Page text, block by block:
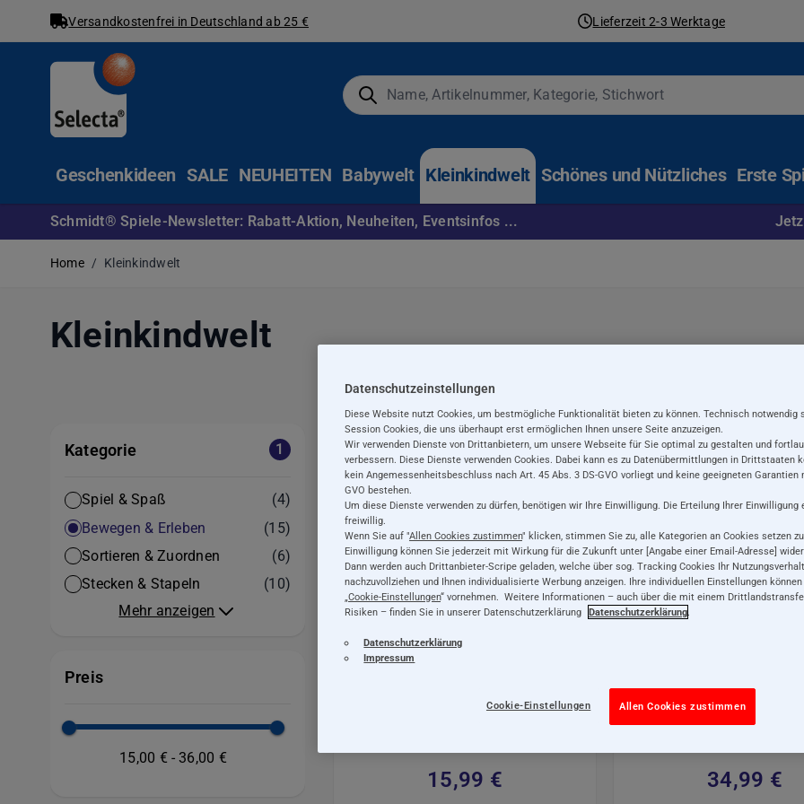
Versandkostenfrei in Deutschland ab 25 € Lieferzeit 2-3 Werktage
Direkt zum Inhalt
Geschenkideen SALE NEUHEITEN Babywelt Kleinkindwelt Schönes und Nützliches Erste
Suche
Schmidt® Spiele-Newsletter: Rabatt-Aktion, Neuheiten, Eventsinfos ...
Home / Kleinkindwelt
Kleinkindwelt
Kategorie 1
Spiel & Spaß (4)
Bewegen & Erleben
(15)
Sortieren & Zuordnen
(6)
Stecken & Stapeln
(10)
Mehr anzeigen
Preis
15,00 € - 36,00 €
Pepino, Nachzieh-Esel,
Nachziehspielzeug mit
Glöckchen aus Holz, 13 cm
15,99 €
Holzspielzeug
Tulips Garten:
und
Holz, 21 cm
34,99 €
Datenschutzeinstellungen
Diese Website nutzt Cookies, um bestmögliche Funktionalität bieten zu können. Technisch notwendig
Session Cookies, die uns überhaupt erst ermöglichen Ihnen unsere Seite anzuzeigen.
Wir verwenden Dienste von Drittanbietern, um unsere Webseite für Sie optimal zu gestalten und
verbessern. Diese Dienste verwenden Cookies. Dabei kann es zu Datenübermittlungen in Drittstaaten
kein Angemessenheitsbeschluss nach Art. 45 Abs. 3 DS-GVO vorliegt und keine geeigneten Garantien
GVO bestehen.
Um diese Dienste verwenden zu dürfen, benötigen wir Ihre Einwilligung. Die Erteilung Ihrer Einwilligung
freiwillig.
Wenn Sie auf "Allen Cookies zustimmen" klicken, stimmen Sie zu, alle Kategorien an Cookies setzen
Einwilligung können Sie jederzeit mit Wirkung für die Zukunft unter [Angabe einer Email-Adresse]
Dann werden auch Drittanbieter-Scripe geladen, welche über sog. Tracking Cookies Ihr
nachzuvollziehen und Ihnen individualisierte Werbung anzeigen. Ihre individuellen Einstellungen
„Cookie-Einstellungen“ vornehmen. Weitere Informationen – auch über die mit einem
Risiken – finden Sie in unserer Datenschutzerklärung Datenschutzerklärung.
Datenschutzerklärung
Impressum
Allen Cookies zustimmen
Cookie-Einstellungen